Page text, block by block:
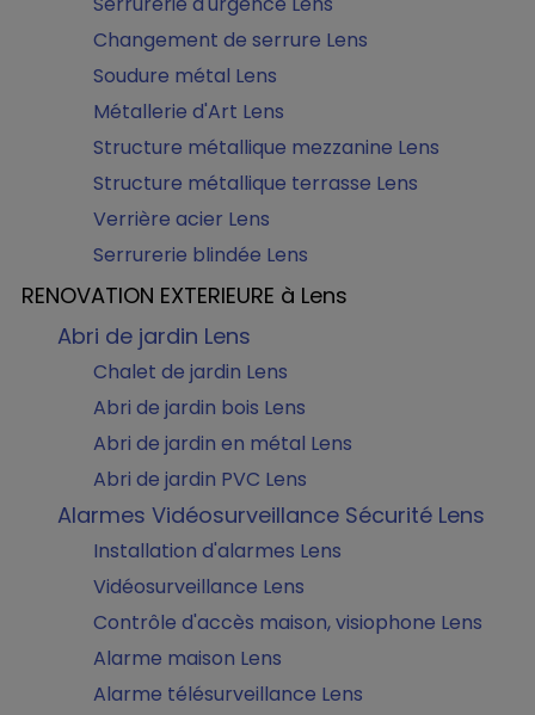
Changement de serrure Lens
Soudure métal Lens
Métallerie d'Art Lens
Structure métallique mezzanine Lens
Structure métallique terrasse Lens
Verrière acier Lens
Serrurerie blindée Lens
RENOVATION EXTERIEURE à Lens
Abri de jardin Lens
Chalet de jardin Lens
Abri de jardin bois Lens
Abri de jardin en métal Lens
Abri de jardin PVC Lens
Alarmes Vidéosurveillance Sécurité Lens
Installation d'alarmes Lens
Vidéosurveillance Lens
Contrôle d'accès maison, visiophone Lens
Alarme maison Lens
Alarme télésurveillance Lens